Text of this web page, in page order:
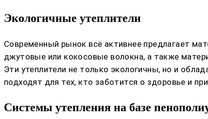
Экологичные утеплители
Современный рынок всё активнее предлагает
джутовые или кокосовые волокна, а также
Эти утеплители не только экологичны, но и
подходят для тех, кто заботится о здоровье и
Системы утепления на базе